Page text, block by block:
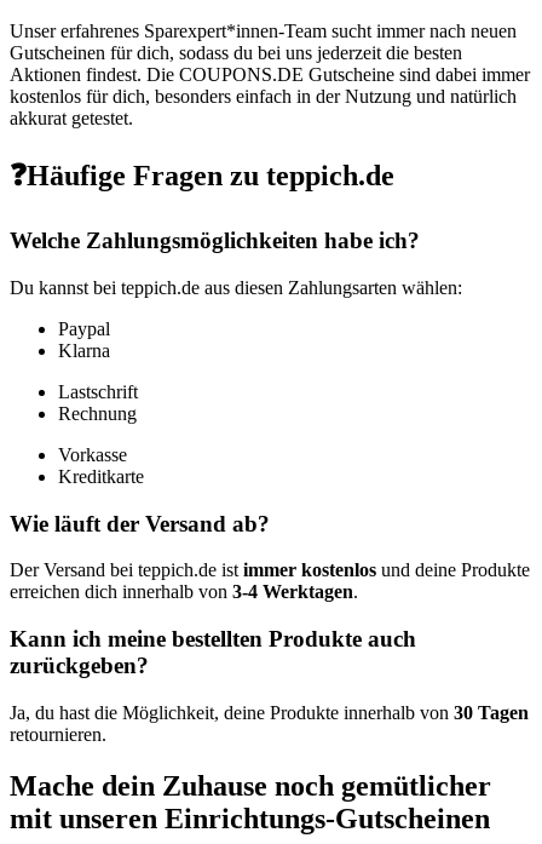
Unser erfahrenes Sparexpert*innen-Team sucht immer nach neuen
Gutscheinen für dich, sodass du bei uns jederzeit die besten
Aktionen findest. Die COUPONS.DE Gutscheine sind dabei immer
kostenlos für dich, besonders einfach in der Nutzung und natürlich
akkurat getestet.
❓Häufige Fragen zu teppich.de
Welche Zahlungsmöglichkeiten habe ich?
Du kannst bei teppich.de aus diesen Zahlungsarten wählen:
Paypal
Klarna
Lastschrift
Rechnung
Vorkasse
Kreditkarte
Wie läuft der Versand ab?
Der Versand bei teppich.de istimmer kostenlos und deine Produkte
erreichen dich innerhalb von 3-4 Werktagen.
Kann ich meine bestellten Produkte auch
zurückgeben?
Ja, du hast die Möglichkeit, deine Produkte innerhalb von 30 Tagen
retournieren.
Mache dein Zuhause noch gemütlicher
mit unseren Einrichtungs-Gutscheinen